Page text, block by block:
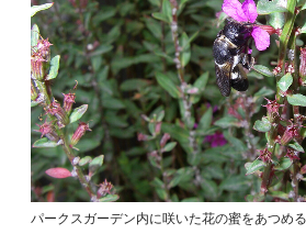
パークスガーデン内に咲いた花の蜜をあつめ